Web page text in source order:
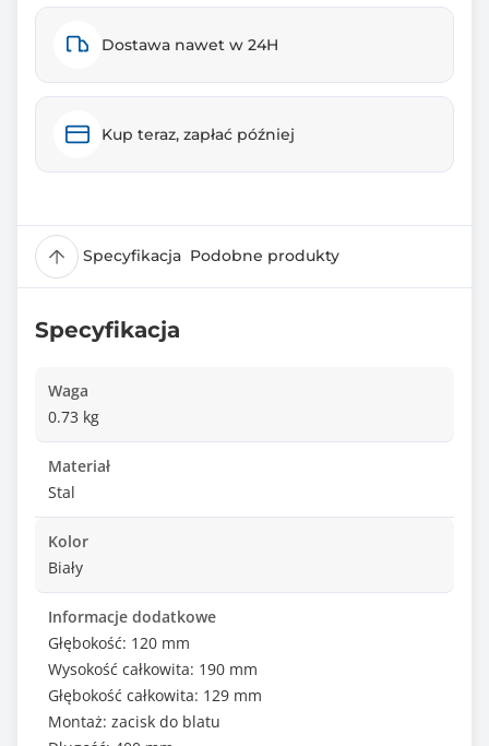
Dostawa nawet w 24H
Kup teraz, zapłać później
Specyfikacja Podobne produkty
Specyfikacja
Waga
0.73 kg
Materiał
Stal
Kolor
Biały
Informacje dodatkowe
Głębokość: 120 mm
Wysokość całkowita: 190 mm
Głębokość całkowita: 129 mm
Montaż: zacisk do blatu